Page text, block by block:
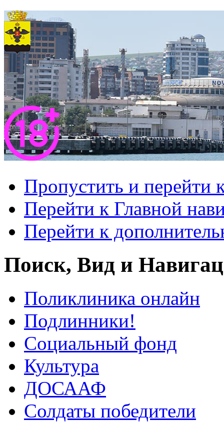
Пропустить и перейти
Перейти к Главной
Перейти к
Поиск, Вид и
Поликлиника онлайн
Подлинники!
Социальный фонд
Культура
ДОСААФ
Солдаты победители